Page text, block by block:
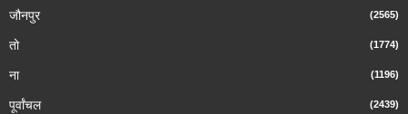
जौनपुर (2565)
तो (1774)
ना (1196)
पूर्वांचल (2439)